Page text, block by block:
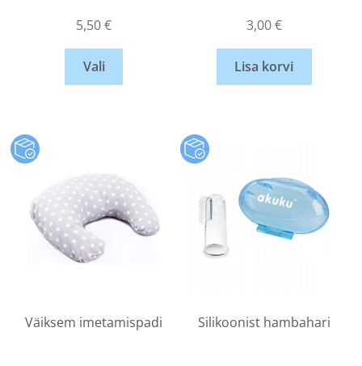
5,50€
Vali
3,00€
Lisa korvi
Väiksem imetamispadi Silikoonist hambahari